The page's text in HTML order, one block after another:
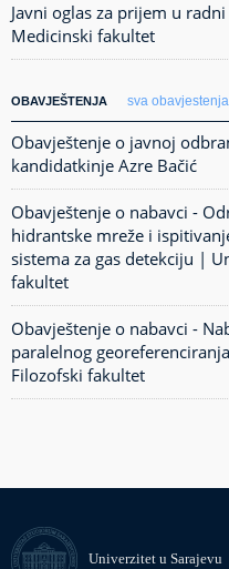
Javni oglas za prijem u
Medicinski fakultet
OBAVJEŠTENJA sva obavjestenja
Obavještenje o javnoj
kandidatkinje Azre Bačić
Obavještenje o nabavci -
hidrantske mreže i
sistema za gas detekciju |
fakultet
Obavještenje o nabavci -
paralelnog
Filozofski fakultet
Univerzitet u Sarajevu